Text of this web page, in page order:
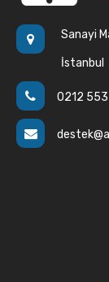
Sanayi
İstanbul
0212